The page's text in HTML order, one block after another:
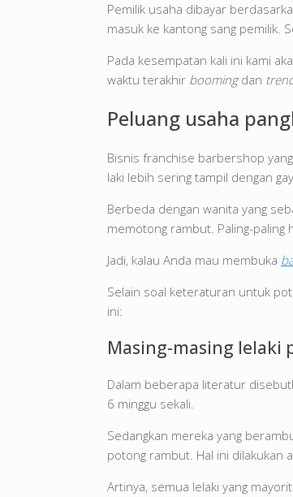
Pemilik usaha dibayar
masuk ke kantong sang pemilik.
Pada kesempatan kali ini kami
waktu terakhir boomingdan
Peluang usaha
Bisnis franchise barbershop
laki lebih sering tampil dengan
Berbeda dengan wanita yang
memotong rambut. Paling-paling
Jadi, kalau Anda mau membuka
Selain soal keteraturan untuk
ini:
Masing-masing lelaki
Dalam beberapa literatur
6 minggu sekali.
Sedangkan mereka yang
potong rambut. Hal ini dilakukan
Artinya, semua lelaki yang